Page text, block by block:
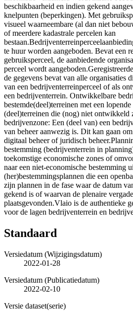
beschikbaarheid en indien gekend
knelpunten (beperkingen). Met
visueel waarneembare (al dan niet
of meerdere kadastrale percelen kan
te huur worden aangeboden. Bevat een
gebruiksperceel, de aanbiedende
perceel wordt
de gegevens bevat van alle organisaties
van een bedrijventerreinperceel of als
een bedrijventerrein. Ontwikkelbare
bestemde(deel)terreinen met een
(deel)terreinen die (nog) niet ontwikkeld
bedrijvenzone: Een (deel van) een
van beheer aanwezig is. Dit kan gaan
digitaal beheer of juridisch
bestemming (bedrijventerrein in
toekomstige economische zones of
naar een niet-economische bestemming
(her)bestemmingsplannen die een
zijn plannen in de fase waar de datum
gekend is of waarvan de plenaire
plaatsgevonden.Vlaio is de authentieke
voor de lagen bedrijventerrein en
Standaard
Versiedatum (Wijzigingsdatum)
2022-01-28
Versiedatum (Publicatiedatum)
2022-02-10
Versie dataset(serie)